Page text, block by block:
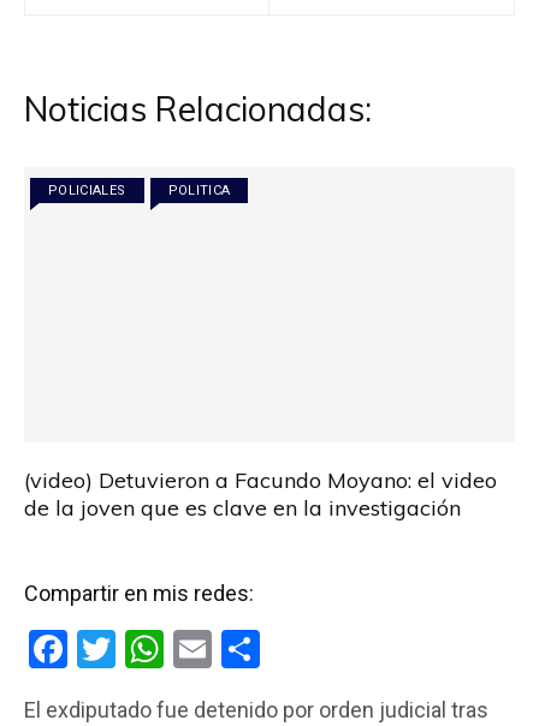
Noticias Relacionadas:
POLICIALES POLITICA
(video) Detuvieron a Facundo Moyano: el video
de la joven que es clave en la investigación
Compartir en mis redes:
F
T
W E
El exdiputado fue detenido por orden judicial tras